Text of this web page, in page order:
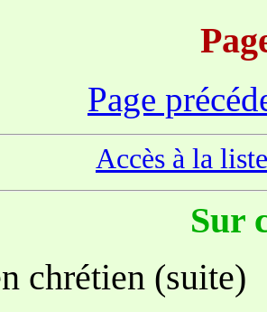
Page
Accès à la
Sur
chrétien (suite)